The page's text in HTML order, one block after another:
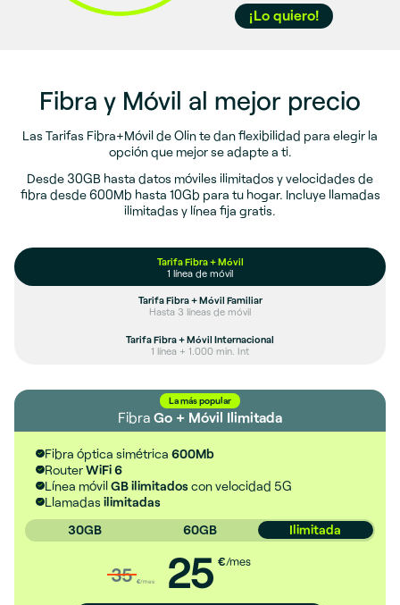
¡Lo quiero!
Fibra y Móvil al mejor precio
Las Tarifas Fibra+Móvil de Olin te dan flexibilidad para elegir la
opción que mejor se adapte a ti.
Desde 30GB hasta datos móviles ilimitados y velocidades de
fibra desde 600Mb hasta 10Gb para tu hogar. Incluye llamadas
ilimitadas y línea fija gratis.
Tarifa Fibra + Móvil
1 línea de móvil
Tarifa Fibra + Móvil Familiar
Hasta 3 líneas de móvil
Tarifa Fibra + Móvil Internacional
1 línea + 1.000 min. Int
La más popular
Fibra Go + Móvil Ilimitada
Fibra óptica simétrica 600Mb
RouterWiFi 6
Línea móvilGB ilimitadoscon velocidad 5G
Llamadas ilimitadas
30GB
60GB Ilimitada
25 €/mes
35 €/mes